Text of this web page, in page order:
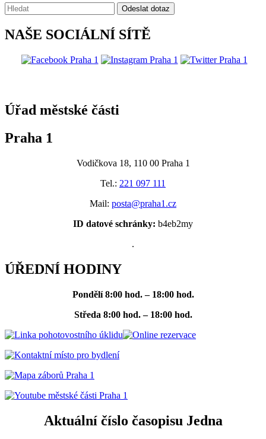
Vyhledávání:
Odeslat dotaz
NAŠE SOCIÁLNÍ SÍTĚ
Úřad městské části
Praha 1
Vodičkova 18, 110 00 Praha 1
Tel.: 221 097 111
Mail: posta@praha1.cz
ID datové schránky: b4eb2my
.
ÚŘEDNÍ HODINY
Pondělí 8:00 hod. – 18:00 hod.
Středa 8:00 hod. – 18:00 hod.
Aktuální číslo časopisu Jedna